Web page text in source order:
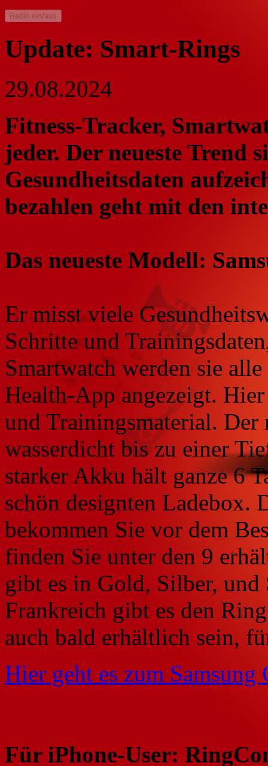
Radio ein/aus
Update: Smart-Rings
29.08.2024
Fitness-Tracker,
jeder. Der neueste Trend
Gesundheitsdaten
bezahlen geht mit den
Das neueste Modell:
Er misst viele
Schritte und
Smartwatch werden sie
Health-App angezeigt.
und Trainingsmaterial.
wasserdicht bis zu einer
starker Akku hält ganze 6
schön designten Ladebox.
bekommen Sie vor dem
finden Sie unter den 9
gibt es in Gold, Silber,
Frankreich gibt es den
auch bald erhältlich sein,
Hier geht es zum
Für iPhone-User: